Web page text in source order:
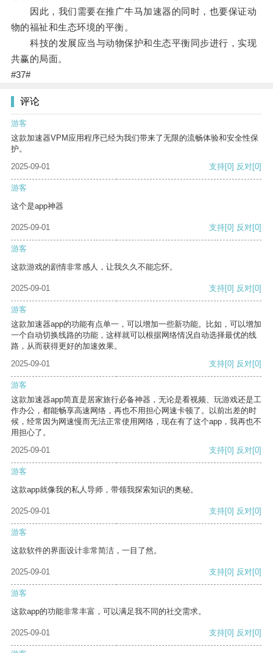
因此，我们需要在推广牛马加速器的同时，也要保证动
物的福祉和生态环境的平衡。
科技的发展应当与动物保护和生态平衡同步进行，实现
共赢的局面。
#37#
评论
游客
这款加速器VPM应用程序已经为我们带来了无限的流畅体验和安全性保
护。
2025-09-01
支持[0] 反对[0]
游客
这个是app神器
2025-09-01 支持[0] 反对[0]
游客
这款游戏的剧情非常感人，让我久久不能忘怀。
2025-09-01 支持[0] 反对[0]
游客
这款加速器app的功能有点单一，可以增加一些新功能。比如，可以增加
一个自动切换线路的功能，这样就可以根据网络情况自动选择最优的线
路，从而获得更好的加速效果。
2025-09-01
支持[0] 反对[0]
游客
这款加速器app简直是居家旅行必备神器，无论是看视频、玩游戏还是工
作办公，都能畅享高速网络，再也不用担心网速卡顿了。以前出差的时
候，经常因为网速慢而无法正常使用网络，现在有了这个app，我再也不
用担心了。
2025-09-01
支持[0] 反对[0]
游客
这款app就像我的私人导师，带领我探索知识的奥秘。
2025-09-01 支持[0] 反对[0]
游客
这款软件的界面设计非常简洁，一目了然。
2025-09-01 支持[0] 反对[0]
游客
这款app的功能非常丰富，可以满足我不同的社交需求。
2025-09-01 支持[0] 反对[0]